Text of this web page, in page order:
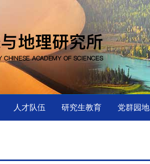
人才队伍 研究生教育 党群园地